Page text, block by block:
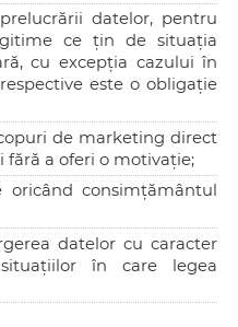
datelor, pentru
ce țin de situația
cu excepția cazului în
este o obligație
de marketing direct
fără a oferi o motivație;
consimțământul
datelor cu caracter
în care legea